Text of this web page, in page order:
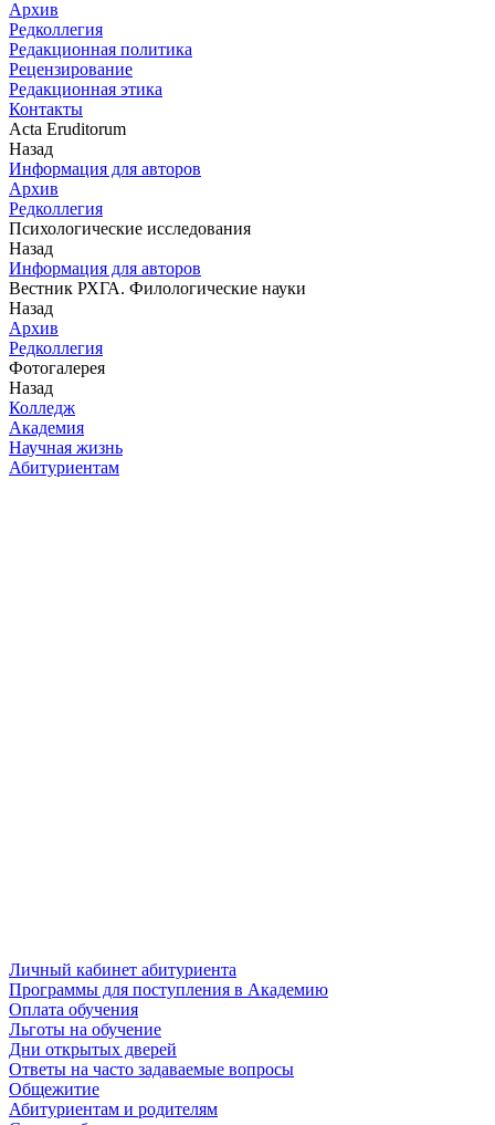
Архив
Редколлегия
Редакционная политика
Рецензирование
Редакционная этика
Контакты
Acta Eruditorum
Назад
Информация для авторов
Архив
Редколлегия
Психологические исследования
Назад
Информация для авторов
Вестник РХГА. Филологические науки
Назад
Архив
Редколлегия
Фотогалерея
Назад
Колледж
Академия
Научная жизнь
Абитуриентам
Личный кабинет абитуриента
Программы для поступления в Академию
Оплата обучения
Льготы на обучение
Дни открытых дверей
Ответы на часто задаваемые вопросы
Общежитие
Абитуриентам и родителям